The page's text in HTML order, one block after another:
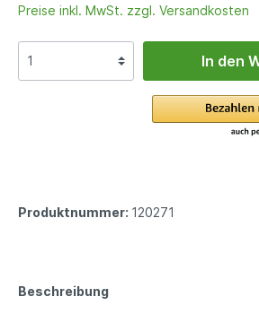
Preise inkl. MwSt. zzgl. Versandkosten
In den
Produktnummer: 120271
Beschreibung